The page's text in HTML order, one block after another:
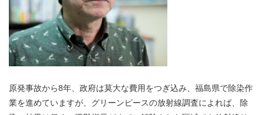
原発事故から8年、政府は莫大な費用をつぎ込み、福島県で除染作
業を進めていますが、グリーンピースの放射線調査によれば、除